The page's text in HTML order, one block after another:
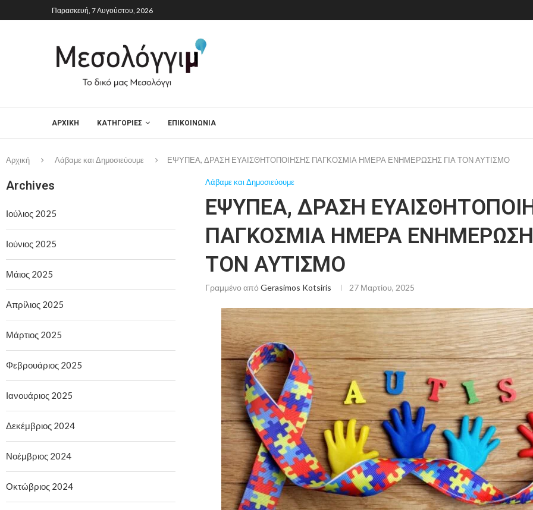
Παρασκευή, 7 Αυγούστου, 2026
ΑΡΧΙΚΉ ΚΑΤΗΓΟΡΙΕΣ ΕΠΙΚΟΙΝΩΝΙΑ
Αρχική Λάβαμε και Δημοσιεύουμε ΕΨΥΠΕΑ, ΔΡΑΣΗ ΕΥΑΙΣΘΗΤΟΠΟΙΗΣΗΣ ΠΑΓΚΟΣΜΙΑ ΗΜΕΡΑ ΕΝΗΜΕΡΩΣΗΣ ΓΙΑ ΤΟΝ ΑΥΤΙΣΜΟ
Λάβαμε και Δημοσιεύουμε
ΕΨΥΠΕΑ, ΔΡΑΣΗ
ΠΑΓΚΟΣΜΙΑ ΗΜΕΡΑ
ΤΟΝ ΑΥΤΙΣΜΟ
Γραμμένο από Gerasimos Kotsiris 27 Μαρτίου, 2025
Archives
Ιούλιος 2025
Ιούνιος 2025
Μάιος 2025
Απρίλιος 2025
Μάρτιος 2025
Φεβρουάριος 2025
Ιανουάριος 2025
Δεκέμβριος 2024
Νοέμβριος 2024
Οκτώβριος 2024